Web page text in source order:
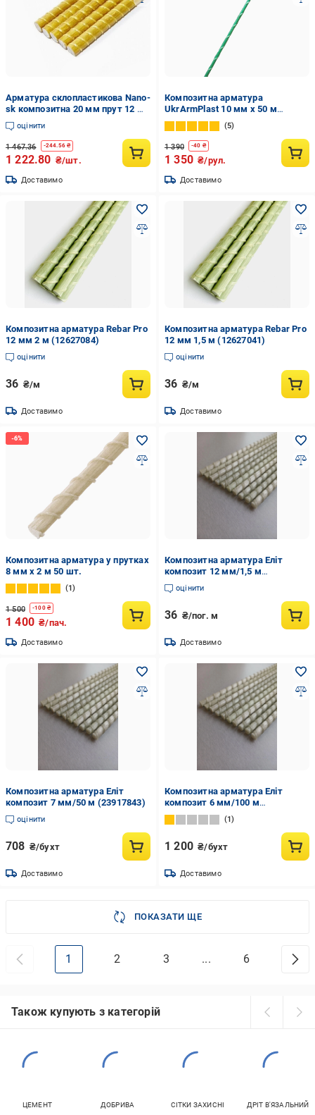
Арматура склопластикова Nano-
sk композитна 20 мм прут 12 м
(11211832)
оцінити
1 467.36 -244.56 ₴
1 222.80 ₴/шт.
Доставимо
Композитна арматура
UkrArmPlast 10 мм x 50 м
Зелений (1010з)
5
1 390 -40 ₴
1 350 ₴/рул.
Доставимо
Композитна арматура Rebar Pro
12 мм 2 м (12627084)
оцінити
36 ₴/м
Доставимо
Композитна арматура Rebar Pro
12 мм 1,5 м (12627041)
оцінити
36 ₴/м
Доставимо
Композитна арматура у прутках
8 мм x 2 м 50 шт.
1
1 500 -100₴
1 400 ₴/пач.
Доставимо
Композитна арматура Еліт
композит 12 мм/1,5 м
(23936984)
оцінити
36 ₴/пог. м
Доставимо
Композитна арматура Еліт
композит 7 мм/50 м (23917843)
оцінити
708 ₴/бухт
Доставимо
Композитна арматура Еліт
композит 6 мм/100 м
(23876966)
1
1 200 ₴/бухт
Доставимо
ПОКАЗАТИ ЩЕ
1 2 3 ... 6
Також купують з категорій
ЦЕМЕНТ ДОБРИВА СІТКИ ЗАХИСНІ ДРІТ В'ЯЗАЛЬНИЙ